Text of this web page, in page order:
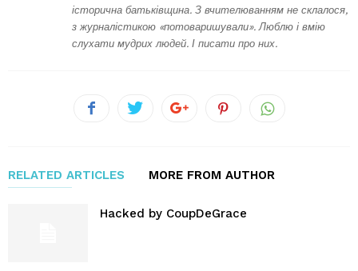
історична батьківщина. З вчителюванням не склалося,
з журналістикою «потоваришували». Люблю і вмію
слухати мудрих людей. І писати про них.
RELATED ARTICLES MORE FROM AUTHOR
Hacked by CoupDeGrace